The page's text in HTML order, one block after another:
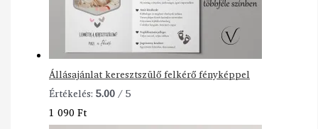
Állásajánlat keresztszülő felkérő fényképpel
Értékelés:5.00/ 5
1 090Ft